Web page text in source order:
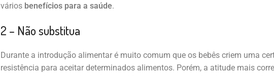
vários benefícios para a saúde.
2 – Não substitua
Durante a introdução alimentar é muito comum que os bebês criem uma
resistência para aceitar determinados alimentos. Porém, a atitude mais